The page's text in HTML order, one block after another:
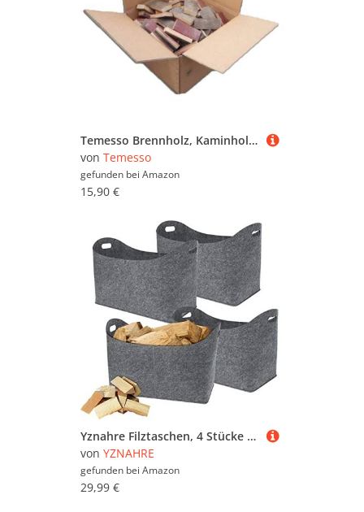
Temesso Brennholz, Kaminholz, Feuerholz aus Fassdauben Eichenholz 20 kg
von Temesso
gefunden bei Amazon
15,90 €
Yznahre Filztaschen, 4 Stücke Faltbar Filztasche Kaminholz Kaminholztasche Filz, Filzkorb Filztaschen Shopper Groß mit Verstärkten Griffen für kaminholz Holz Zeitungen - Hellgrau (TYP B)
von YZNAHRE
gefunden bei Amazon
29,99 €